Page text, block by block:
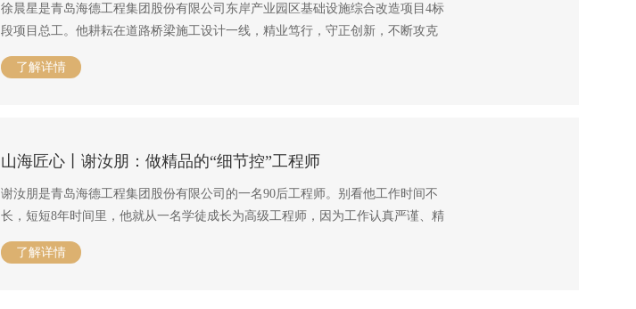
徐晨星是青岛海德工程集团股份有限公司东岸产业园区基础设施综合改造项目4标
段项目总工。他耕耘在道路桥梁施工设计一线，精业笃行，守正创新，不断攻克
了解详情
山海匠心丨谢汝朋：做精品的“细节控”工程师
谢汝朋是青岛海德工程集团股份有限公司的一名90后工程师。别看他工作时间不
长，短短8年时间里，他就从一名学徒成长为高级工程师，因为工作认真严谨、精
建设工程中发挥着自己的聪明才智。本期的《山海匠心》一起走近这位市政建筑
了解详情